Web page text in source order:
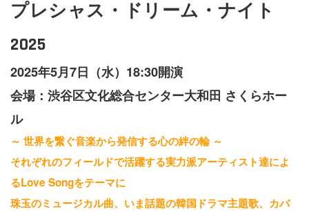
プレシャス・ドリーム・ナイト
2025
2025年5月7日（水）18:30開演
会場：渋谷区文化総合センター大和田 さくらホー
ル
～ 世界を繋ぐ音楽から発信する心の絆の輪 ～
それぞれのフィールドで活躍する実力派アーティスト達によ
るLove Songをテーマに
珠玉のミュージカル曲、いま話題の韓国ドラマ主題歌、カバ